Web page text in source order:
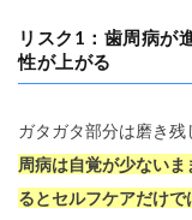
リスク1：歯周病が
性が上がる
ガタガタ部分は磨き残
周病は自覚が少ない
るとセルフケアだけ